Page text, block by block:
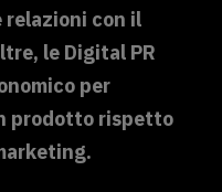
con il
le Digital PR
per
prodotto rispetto